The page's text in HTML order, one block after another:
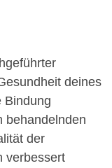
deines
Bindung
behandelnden
der
verbessert